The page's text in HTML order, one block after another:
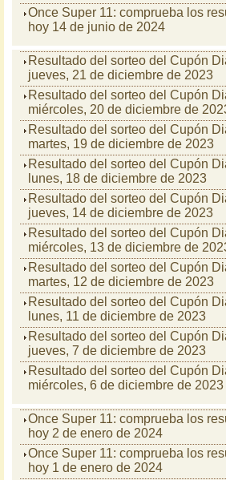
Once Super 11: comprueba los
hoy 14 de junio de 2024
Resultado del sorteo del Cupón
jueves, 21 de diciembre de 2023
Resultado del sorteo del Cupón
miércoles, 20 de diciembre de
Resultado del sorteo del Cupón
martes, 19 de diciembre de 2023
Resultado del sorteo del Cupón
lunes, 18 de diciembre de 2023
Resultado del sorteo del Cupón
jueves, 14 de diciembre de 2023
Resultado del sorteo del Cupón
miércoles, 13 de diciembre de
Resultado del sorteo del Cupón
martes, 12 de diciembre de 2023
Resultado del sorteo del Cupón
lunes, 11 de diciembre de 2023
Resultado del sorteo del Cupón
jueves, 7 de diciembre de 2023
Resultado del sorteo del Cupón
miércoles, 6 de diciembre de 2023
Once Super 11: comprueba los
hoy 2 de enero de 2024
Once Super 11: comprueba los
hoy 1 de enero de 2024